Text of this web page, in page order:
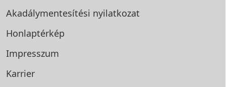
Akadálymentesítési nyilatkozat
Honlaptérkép
Impresszum
Karrier